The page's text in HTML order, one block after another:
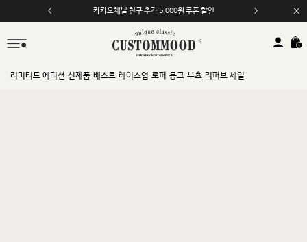
카카오채널 친구 추가 5,000원 쿠폰 할인
모바일 앱 자동 2,000원 할인
리미티드 에디션 신제품 베스트 레이스업 로퍼 몽크 부츠 리퍼브 세일